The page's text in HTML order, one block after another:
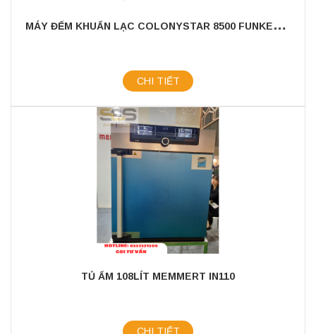
CHI TIẾT
TỦ ẤM 108LÍT MEMMERT IN110
CHI TIẾT